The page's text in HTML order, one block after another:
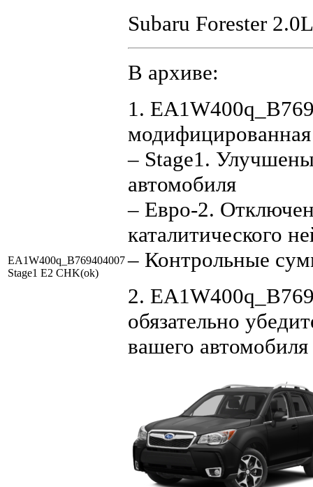
EA1W400q_B769404007
Stage1 E2 CHK(ok)
Subaru Forester
В архиве:
1.
– Stage1.
автомобиля
– Евро-2.
каталитического
– Контрольные
2.
обязательно
вашего автомобиля